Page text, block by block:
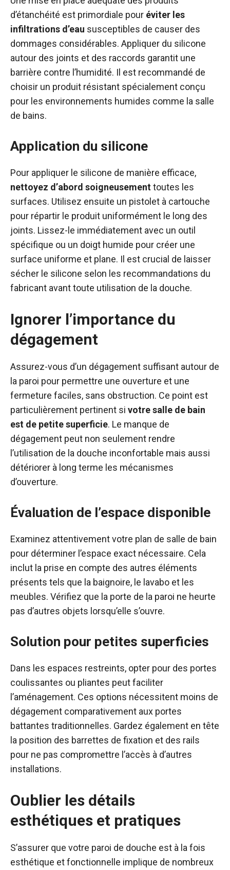
d’étanchéité est primordiale pour éviter les
infiltrations d’eau susceptibles de causer des
dommages considérables. Appliquer du silicone
autour des joints et des raccords garantit une
barrière contre l’humidité. Il est recommandé de
choisir un produit résistant spécialement conçu
pour les environnements humides comme la salle
de bains.
Application du silicone
Pour appliquer le silicone de manière efficace,
nettoyez d’abord soigneusementtoutes les
surfaces. Utilisez ensuite un pistolet à cartouche
pour répartir le produit uniformément le long des
joints. Lissez-le immédiatement avec un outil
spécifique ou un doigt humide pour créer une
surface uniforme et plane. Il est crucial de laisser
sécher le silicone selon les recommandations du
fabricant avant toute utilisation de la douche.
Ignorer l’importance du
dégagement
Assurez-vous d’un dégagement suffisant autour de
la paroi pour permettre une ouverture et une
fermeture faciles, sans obstruction. Ce point est
particulièrement pertinent si votre salle de bain
est de petite superficie. Le manque de
dégagement peut non seulement rendre
l’utilisation de la douche inconfortable mais aussi
détériorer à long terme les mécanismes
d’ouverture.
Évaluation de l’espace disponible
Examinez attentivement votre plan de salle de bain
pour déterminer l’espace exact nécessaire. Cela
inclut la prise en compte des autres éléments
présents tels que la baignoire, le lavabo et les
meubles. Vérifiez que la porte de la paroi ne heurte
pas d’autres objets lorsqu’elle s’ouvre.
Solution pour petites superficies
Dans les espaces restreints, opter pour des portes
coulissantes ou pliantes peut faciliter
l’aménagement. Ces options nécessitent moins de
dégagement comparativement aux portes
battantes traditionnelles. Gardez également en tête
la position des barrettes de fixation et des rails
pour ne pas compromettre l’accès à d’autres
installations.
Oublier les détails
esthétiques et pratiques
S’assurer que votre paroi de douche est à la fois
esthétique et fonctionnelle implique de nombreux